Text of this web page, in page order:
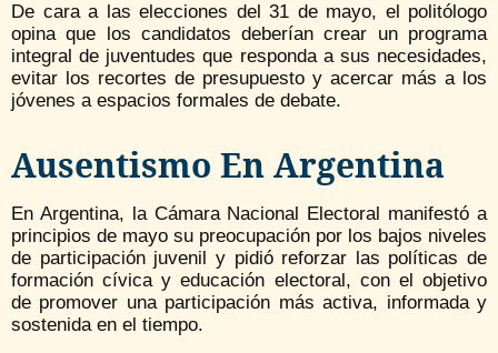
De cara a las elecciones del 31 de mayo, el politólogo
opina que los candidatos deberían crear un programa
integral de juventudes que responda a sus necesidades,
evitar los recortes de presupuesto y acercar más a los
jóvenes a espacios formales de debate.
Ausentismo En Argentina
En Argentina, la Cámara Nacional Electoral manifestó a
principios de mayo su preocupación por los bajos niveles
de participación juvenil y pidió reforzar las políticas de
formación cívica y educación electoral, con el objetivo
de promover una participación más activa, informada y
sostenida en el tiempo.